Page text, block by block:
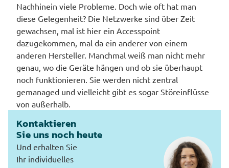
Nachhinein viele Probleme. Doch wie oft hat man
diese Gelegenheit? Die Netzwerke sind über Zeit
gewachsen, mal ist hier ein Accesspoint
dazugekommen, mal da ein anderer von einem
anderen Hersteller. Manchmal weiß man nicht mehr
genau, wo die Geräte hängen und ob sie überhaupt
noch funktionieren. Sie werden nicht zentral
gemanaged und vielleicht gibt es sogar Störeinflüsse
von außerhalb.
Kontaktieren
Sie uns noch heute
Und erhalten Sie
Ihr individuelles